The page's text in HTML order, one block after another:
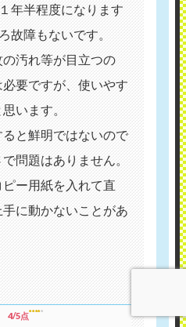
年半程度になります
故障もないです。
汚れ等が目立つの
要ですが、使いやす
います。
と鮮明ではないので
問題はありません。
ー用紙を入れて直
に動かないことがあ
4/5点